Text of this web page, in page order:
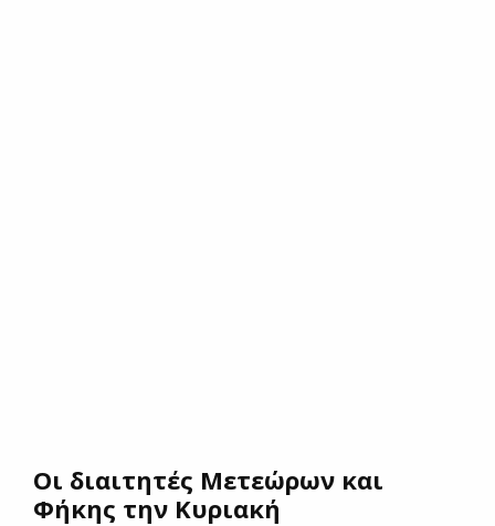
UΟι διαιτητές Μετεώρων και
Φήκης την Κυριακή